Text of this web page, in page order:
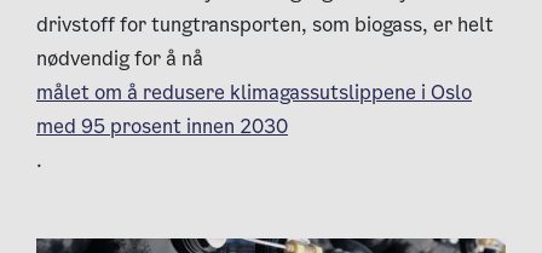
drivstoff for tungtransporten, som biogass, er helt
nødvendig for å nå
målet om å redusere klimagassutslippene i Oslo
med 95 prosent innen 2030
.